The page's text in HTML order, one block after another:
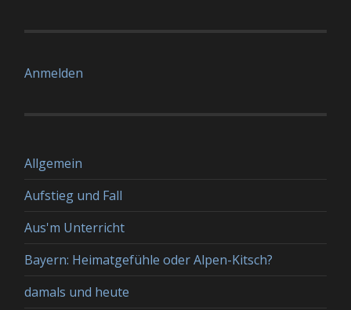
Anmelden
Allgemein
Aufstieg und Fall
Aus'm Unterricht
Bayern: Heimatgefühle oder Alpen-Kitsch?
damals und heute